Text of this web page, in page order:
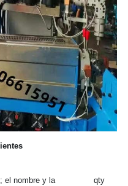
el nombre y la
qty